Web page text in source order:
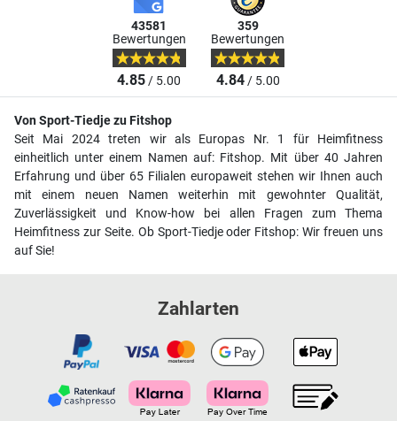
43581
Bewertungen
4.85/ 5.00
359
Bewertungen
4.84/ 5.00
Von Sport-Tiedje zu Fitshop
Seit Mai 2024 treten wir als Europas Nr. 1 für Heimfitness
einheitlich unter einem Namen auf: Fitshop. Mit über 40 Jahren
Erfahrung und über 65 Filialen europaweit stehen wir Ihnen auch
mit einem neuen Namen weiterhin mit gewohnter Qualität,
Zuverlässigkeit und Know-how bei allen Fragen zum Thema
Heimfitness zur Seite. Ob Sport-Tiedje oder Fitshop: Wir freuen uns
auf Sie!
Zahlarten